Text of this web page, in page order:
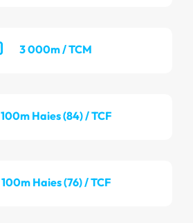
3 000m / TCM
100m Haies (84) / TCF
100m Haies (76) / TCF